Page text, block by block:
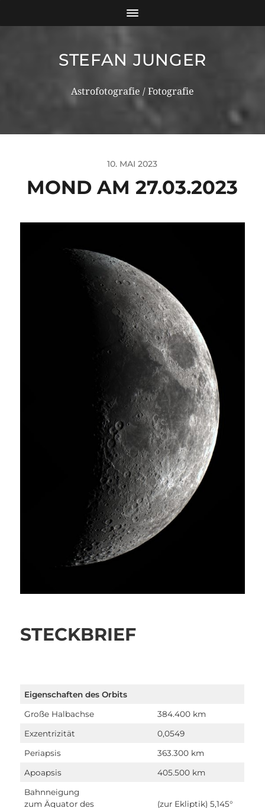
STEFAN JUNGER
Astrofotografie / Fotografie
10. MAI 2023
MOND AM 27.03.2023
STECKBRIEF
Eigenschaften des Orbits
Große Halbachse 384.400 km
Exzentrizität 0,0549
Periapsis 363.300 km
Apoapsis 405.500 km
Bahnneigung
zum Äquator des
(zur Ekliptik) 5,145°